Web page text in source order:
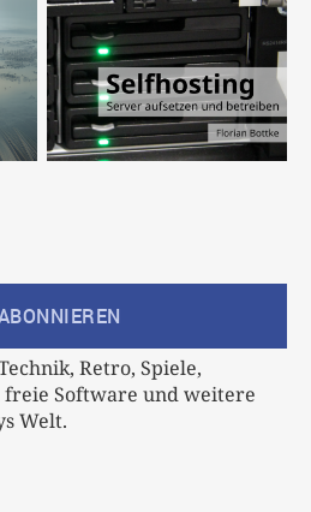
Retro, Spiele,
Software und weitere
Welt.